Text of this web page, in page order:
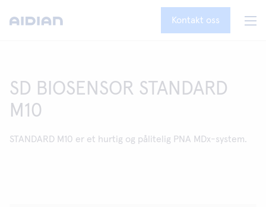
Kontakt oss
SD BIOSENSOR STANDARD
M10
STANDARD M10 er et hurtig og pålitelig PNA MDx-system.